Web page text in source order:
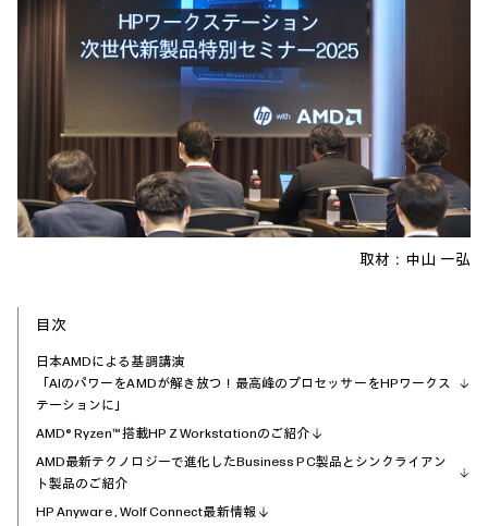
取材：中山 一弘
目次
日本AMDによる基調講演
「AIのパワーをAMDが解き放つ！最高峰のプロセッサーをHPワークス
テーションに」
AMD® Ryzen™ 搭載HP Z Workstationのご紹介
AMD最新テクノロジーで進化したBusiness PC製品とシンクライアン
ト製品のご紹介
HP Anyware , Wolf Connect最新情報